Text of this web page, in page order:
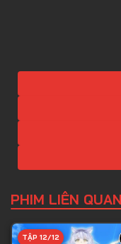
PHIM LIÊN QUAN
TẬP 12/12